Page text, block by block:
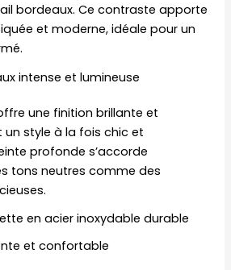
bordeaux. Ce contraste apporte
et moderne, idéale pour un
intense et lumineuse
une finition brillante et
style à la fois chic et
profonde s’accorde
tons neutres comme des
en acier inoxydable durable
et confortable